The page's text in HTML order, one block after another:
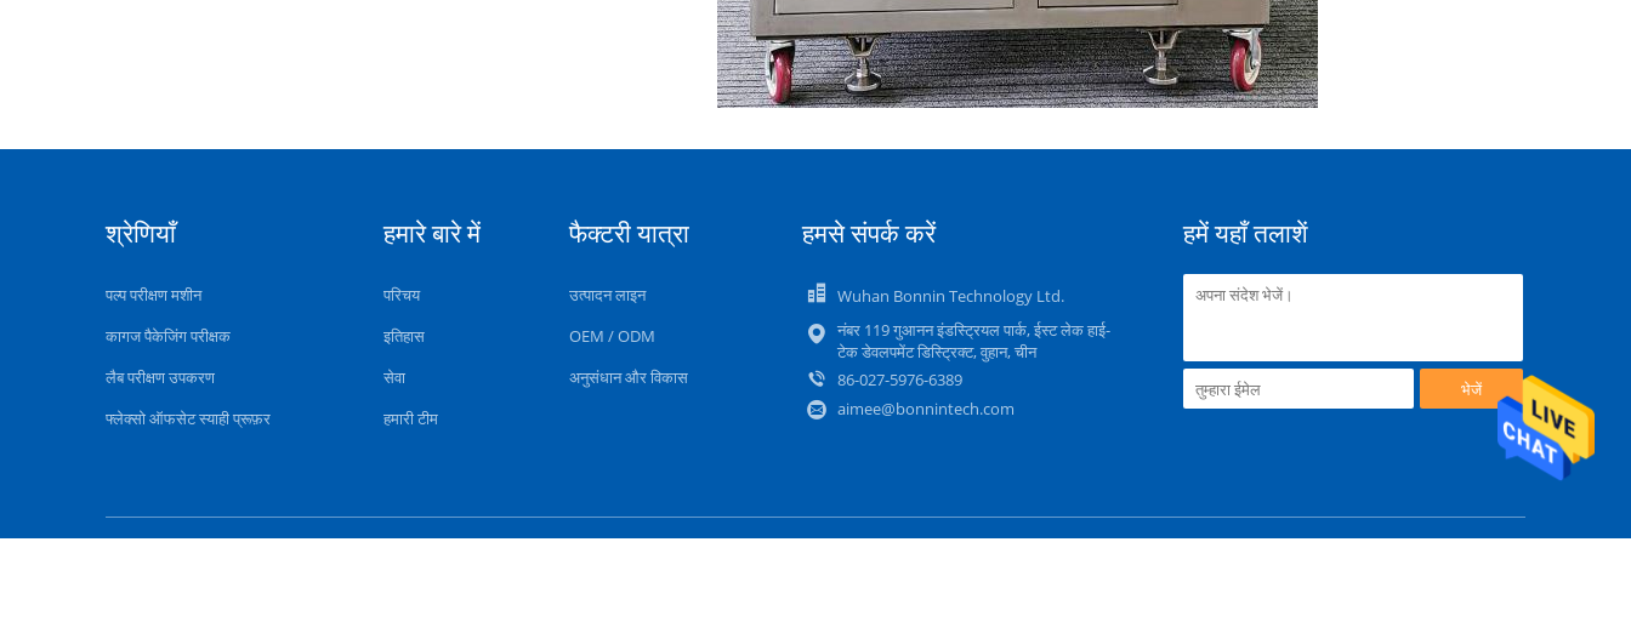
श्रेणियाँ
पल्प परीक्षण मशीन
कागज पैकेजिंग परीक्षक
लैब परीक्षण उपकरण
फ्लेक्सो ऑफसेट स्याही प्रूफ़र
हमारे बारे में
परिचय
इतिहास
सेवा
हमारी टीम
फैक्टरी यात्रा
उत्पादन लाइन
OEM / ODM
अनुसंधान और विकास
हमसे संपर्क करें
Wuhan Bonnin Technology Ltd.
नंबर 119 गुआनन इंडस्ट्रियल पार्क, ईस्ट लेक हाई-
टेक डेवलपमेंट डिस्ट्रिक्ट, वुहान, चीन
86-027-5976-6389
aimee@bonnintech.com
हमें यहाँ तलाशें
भेजें